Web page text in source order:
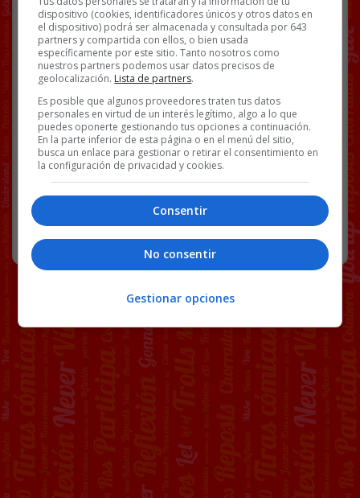
26, 2023
[Ver vídeo en X]
Facebook
Twitter
WhatsApp
Gmail
Copy
Link
JAMONES LADRONES ROBOS VÍDEOS
85 COMENTARIOS
dispositivo (cookies, identificadores únicos y otros datos en
el dispositivo) podrá ser almacenada y consultada por 643
partners y compartida con ellos, o bien usada
específicamente por este sitio. Tanto nosotros como
nuestros partners podemos usar datos precisos de
geolocalización. Lista de partners.
Es posible que algunos proveedores traten tus datos
personales en virtud de un interés legítimo, algo a lo que
puedes oponerte gestionando tus opciones a continuación.
En la parte inferior de esta página o en el menú del sitio,
busca un enlace para gestionar o retirar el consentimiento en
la configuración de privacidad y cookies.
Consentir
No consentir
Gestionar opciones